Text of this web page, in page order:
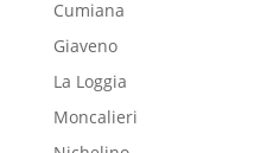
Cumiana
Giaveno
La Loggia
Moncalieri